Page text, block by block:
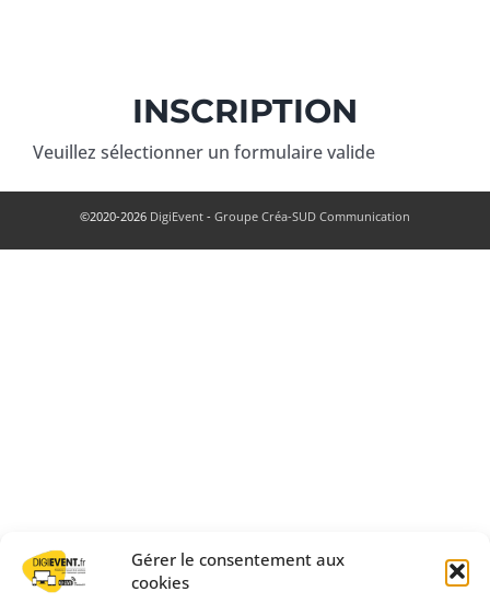
Gérer le consentement aux
cookies
INSCRIPTION
Veuillez sélectionner un formulaire valide
©2020-2026 DigiEvent - Groupe Créa-SUD Communication